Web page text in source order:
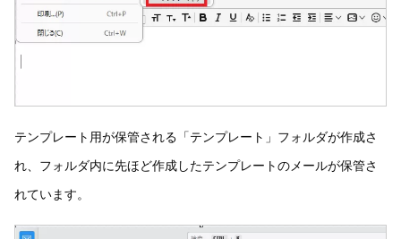
テンプレート用が保管される「テンプレート」フォルダが作成さ
れ、フォルダ内に先ほど作成したテンプレートのメールが保管さ
れています。